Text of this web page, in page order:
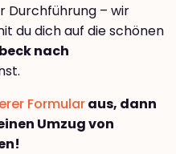
Durchführung – wir
du dich auf die schönen
nach
Formularaus, dann
Umzug von